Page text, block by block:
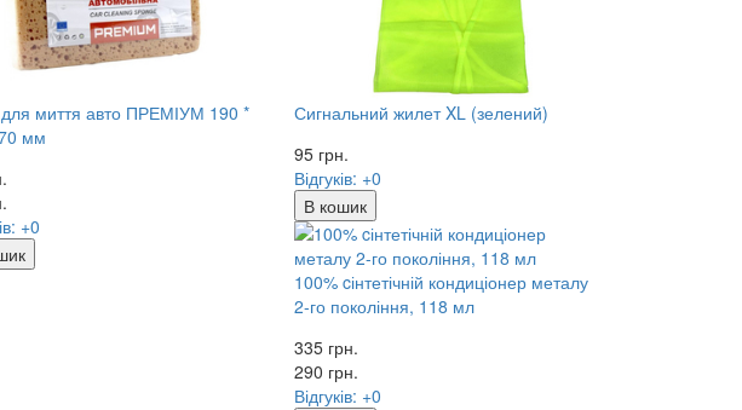
для миття авто ПРЕМІУМ 190 *
мм
+0
Сигнальний жилет XL (зелений)
95 грн.
Відгуків: +0
В кошик
100% cінтетічній кондиціонер металу
2-го покоління, 118 мл
335 грн.
290 грн.
Відгуків: +0